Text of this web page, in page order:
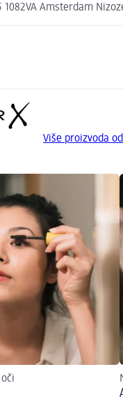
Amsterdam
Više proizvoda od